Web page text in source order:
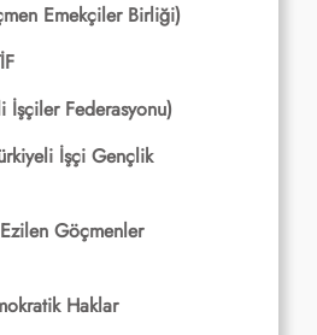
Emekçiler Birliği)
İşçiler Federasyonu)
İşçi Gençlik
Göçmenler
Haklar